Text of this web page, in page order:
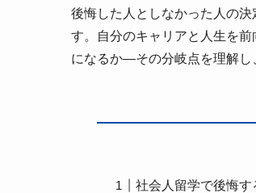
後悔した人としなかった人の
す。自分のキャリアと人生を
になるか—その分岐点を理解し
社会人留学で後悔す